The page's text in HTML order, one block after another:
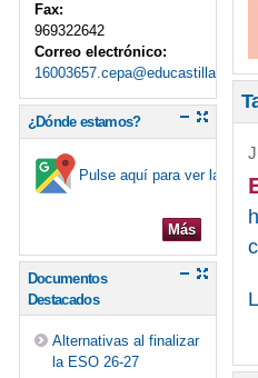
Fax:
969322642
Correo electrónico:
¿Dónde estamos?
Pulse aquí para ver la
Más
Documentos
Destacados
Alternativas al finalizar
la ESO 26-27